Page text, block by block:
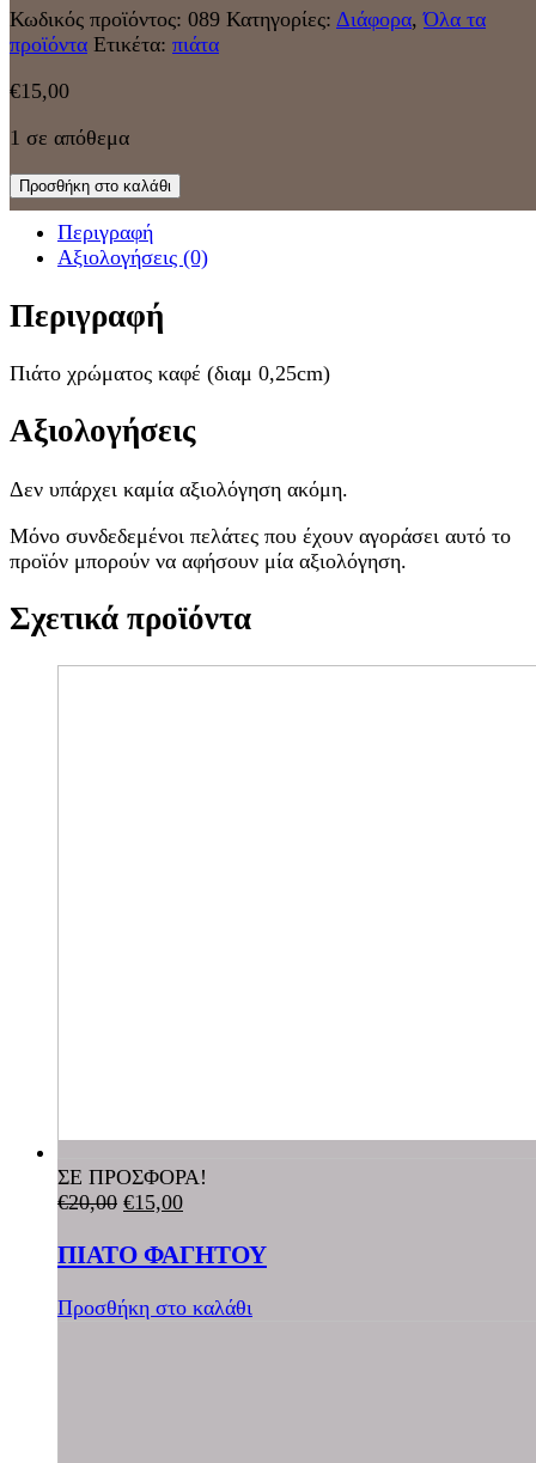
Κωδικός προϊόντος: 089 Κατηγορίες: Διάφορα,Όλα τα
προϊόντα Ετικέτα: πιάτα
€15,00
1 σε απόθεμα
Προσθήκη στο καλάθι
Περιγραφή
Αξιολογήσεις (0)
Περιγραφή
Πιάτο χρώματος καφέ (διαμ 0,25cm)
Αξιολογήσεις
Δεν υπάρχει καμία αξιολόγηση ακόμη.
Μόνο συνδεδεμένοι πελάτες που έχουν αγοράσει αυτό το
προϊόν μπορούν να αφήσουν μία αξιολόγηση.
Σχετικά προϊόντα
ΣΕ ΠΡΟΣΦΟΡΑ!
€20,00 €15,00
ΠΙΑΤΟ ΦΑΓΗΤΟΥ
Προσθήκη στο καλάθι